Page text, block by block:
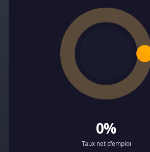
0%
Taux net d'emploi